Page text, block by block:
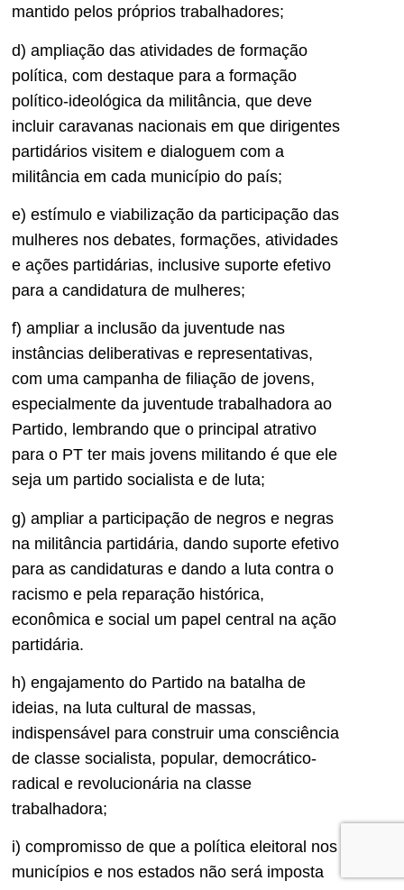
mantido pelos próprios trabalhadores;
d) ampliação das atividades de formação
política, com destaque para a formação
político-ideológica da militância, que deve
incluir caravanas nacionais em que dirigentes
partidários visitem e dialoguem com a
militância em cada município do país;
e) estímulo e viabilização da participação das
mulheres nos debates, formações, atividades
e ações partidárias, inclusive suporte efetivo
para a candidatura de mulheres;
f) ampliar a inclusão da juventude nas
instâncias deliberativas e representativas,
com uma campanha de filiação de jovens,
especialmente da juventude trabalhadora ao
Partido, lembrando que o principal atrativo
para o PT ter mais jovens militando é que ele
seja um partido socialista e de luta;
g) ampliar a participação de negros e negras
na militância partidária, dando suporte efetivo
para as candidaturas e dando a luta contra o
racismo e pela reparação histórica,
econômica e social um papel central na ação
partidária.
h) engajamento do Partido na batalha de
ideias, na luta cultural de massas,
indispensável para construir uma consciência
de classe socialista, popular, democrático-
radical e revolucionária na classe
trabalhadora;
i) compromisso de que a política eleitoral nos
municípios e nos estados não será imposta